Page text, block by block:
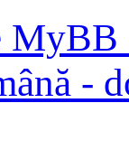
-